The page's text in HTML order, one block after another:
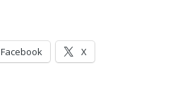
Facebook X